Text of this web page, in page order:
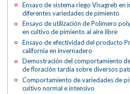
Ensayo de sistema riego Visagreb en
diferentes variedades de pimiento
Ensayo de utilización de Polímero
en cultivo de pimiento al aire libre
Ensayo de efectividad del producto
california en invernadero
Demostración del comportamiento
de floración tardía sobre diversos
Comportamiento de variedades de
cultivo normal e intensivo